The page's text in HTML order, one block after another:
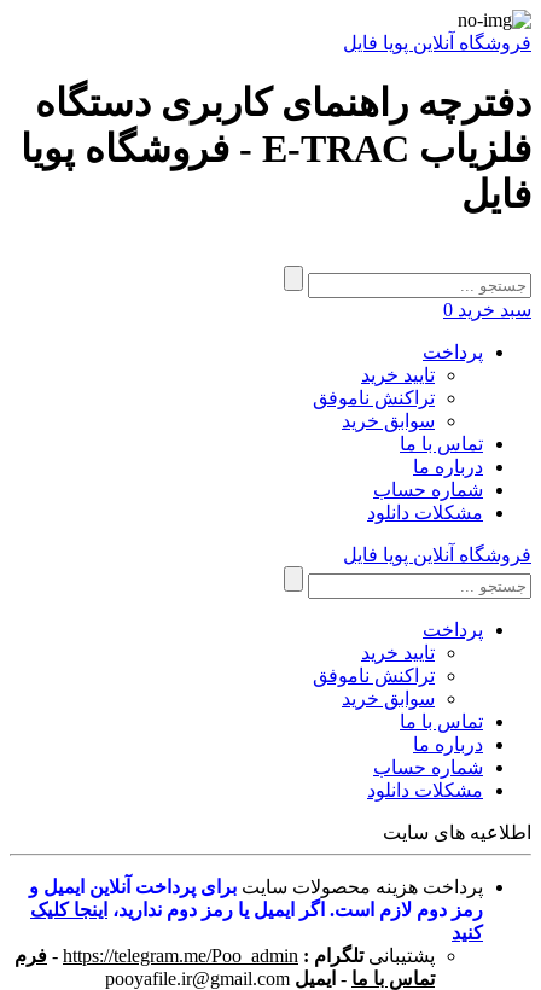
فروشگاه آنلاین پویا فایل
دفترچه راهنمای کاربری دستگاه
فلزیاب E-TRAC - فروشگاه پویا
فایل
سبد خرید 0
پرداخت
تایید خرید
تراکنش ناموفق
سوابق خرید
تماس با ما
درباره ما
شماره حساب
مشکلات دانلود
فروشگاه آنلاین پویا فایل
پرداخت
تایید خرید
تراکنش ناموفق
سوابق خرید
تماس با ما
درباره ما
شماره حساب
مشکلات دانلود
اطلاعیه های سایت
پرداخت هزینه محصولات سایت برای پرداخت آنلاین ایمیل و
رمز دوم لازم است. اگر ایمیل یا رمز دوم ندارید، اینجا کلیک
کنید
پشتیبانی تلگرام : https://telegram.me/Poo_admin
- فرم
تماس با ما - ایمیل pooyafile.ir@gmail.com